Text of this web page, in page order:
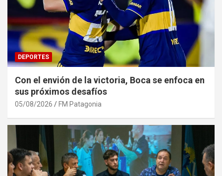
DEPORTES
Con el envión de la victoria, Boca se enfoca en
sus próximos desafíos
05/08/2026 FM Patagonia